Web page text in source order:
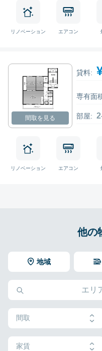
リノベーション エアコン
間取を見る
貸料:
専有面
部屋:
リノベーション エアコン
他の
地域
間取
家賃